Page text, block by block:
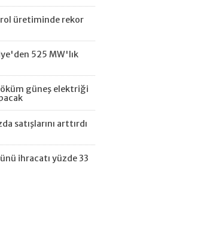
üretiminde rekor
525 MW'lık
güneş elektriği
satışlarını arttırdı
ihracatı yüzde 33